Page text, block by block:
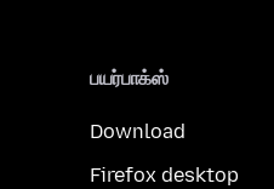
பயர்பாக்ஸ்
Download
Firefox desktop